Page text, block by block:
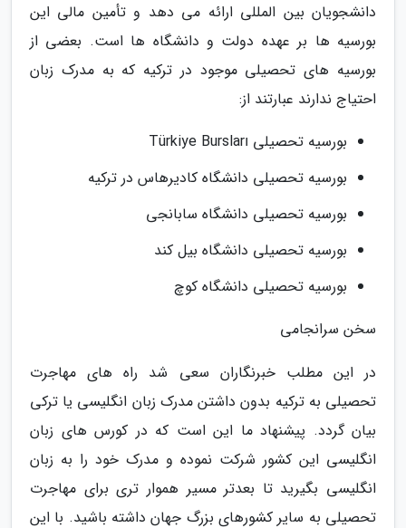
دانشجویان بین المللی ارائه می دهد و تأمین مالی این
بورسیه ها بر عهده دولت و دانشگاه ها است. بعضی از
بورسیه های تحصیلی موجود در ترکیه که به مدرک زبان
احتیاج ندارند عبارتند از:
بورسیه تحصیلی Türkiye Bursları
بورسیه تحصیلی دانشگاه کادیرهاس در ترکیه
بورسیه تحصیلی دانشگاه سابانجی
بورسیه تحصیلی دانشگاه بیل کند
بورسیه تحصیلی دانشگاه کوچ
سخن سرانجامی
در این مطلب خبرنگاران سعی شد راه های مهاجرت
تحصیلی به ترکیه بدون داشتن مدرک زبان انگلیسی یا ترکی
بیان گردد. پیشنهاد ما این است که در کورس های زبان
انگلیسی این کشور شرکت نموده و مدرک خود را به زبان
انگلیسی بگیرید تا بعدتر مسیر هموار تری برای مهاجرت
تحصیلی به سایر کشورهای بزرگ جهان داشته باشید. با این